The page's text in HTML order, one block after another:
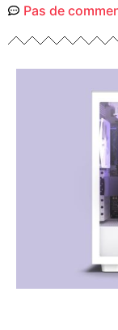
Pas de